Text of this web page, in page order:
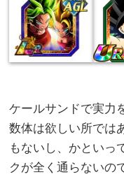
ケールサンドで実力
数体は欲しい所では
もないし、かといっ
クが全く通らないの